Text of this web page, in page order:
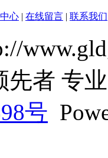
心 | 在线留言 | 联系我们
先者 专
号